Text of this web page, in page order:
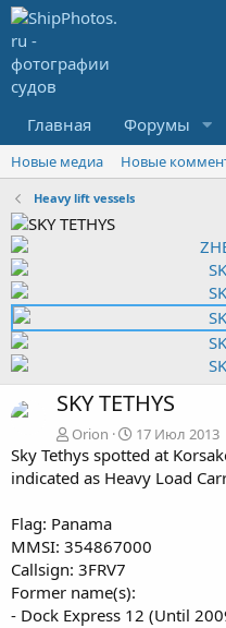
Главная Форумы
Новые медиа Новые
Heavy lift vessels
SKY TETHYS
Orion 17 Июл 2013
Sky Tethys spotted at
indicated as Heavy Load
Flag: Panama
MMSI: 354867000
Callsign: 3FRV7
Former name(s):
- Dock Express 12 (Until